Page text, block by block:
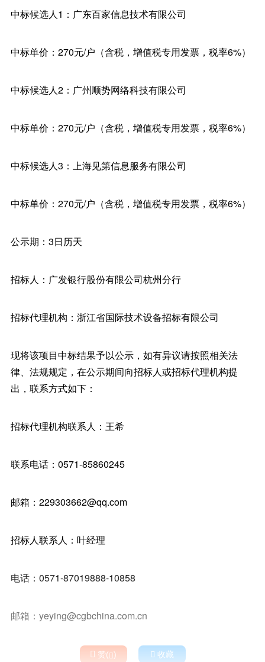
中标候选人1：广东百家信息技术有限公司
中标单价：270元/户（含税，增值税专用发票，税率6%）
中标候选人2：广州顺势网络科技有限公司
中标单价：270元/户（含税，增值税专用发票，税率6%）
中标候选人3：上海见第信息服务有限公司
中标单价：270元/户（含税，增值税专用发票，税率6%）
公示期：3日历天
招标人：广发银行股份有限公司杭州分行
招标代理机构：浙江省国际技术设备招标有限公司
现将该项目中标结果予以公示，如有异议请按照相关法
律、法规规定，在公示期间向招标人或招标代理机构提
出，联系方式如下：
招标代理机构联系人：王希
联系电话：0571-85860245
邮箱：229303662@qq.com
招标人联系人：叶经理
电话：0571-87019888-10858
邮箱：yeying@cgbchina.com.cn
 赞()  收藏